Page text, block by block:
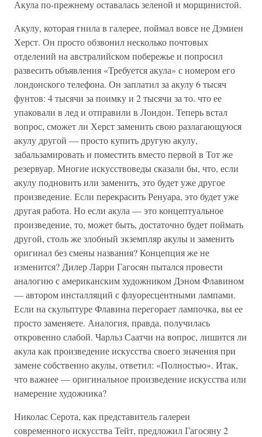
Акула по-прежнему оставалась зеленой и морщинистой.
Акулу, которая гнила в галерее, поймал вовсе не Дэмиен
Херст. Он просто обзвонил несколько почтовых
отделений на австралийском побережье и попросил
развесить объявления «Требуется акула» с номером его
лондонского телефона. Он заплатил за акулу 6 тысяч
фунтов: 4 тысячи за поимку и 2 тысячи за то. что ее
упаковали в лед и отправили в Лондон. Теперь встал
вопрос, сможет ли Херст заменить свою разлагающуюся
акулу другой — просто купить другую акулу,
забальзамировать и поместить вместо первой в Тот же
резервуар. Многие искусствоведы сказали бы, что, если
акулу подновить или заменить, это будет уже другое
произведение. Если перекрасить Ренуара, это будет уже
другая работа. Но если акула — это концептуальное
произведение, то, может быть, достаточно будет поймать
другой, столь же злобный экземпляр акулы и заменить
оригинал без смены названия? Концепция же не
изменится? Дилер Ларри Гагосян пытался провести
аналогию с американским художником Дэном Флавином
— автором инсталляций с флуоресцентными лампами.
Если на скульптуре Флавина перегорает лампочка, вы ее
просто заменяете. Аналогия, правда, получилась
откровенно слабой. Чарльз Саатчи на вопрос, лишится ли
акула как произведение искусства своего значения при
замене собственно акулы, ответил: «Полностью». Итак,
что важнее — оригинальное произведение искусства или
намерение художника?
Николас Серота, как представитель галереи
современного искусства Тейт, предложил Гагосяну 2